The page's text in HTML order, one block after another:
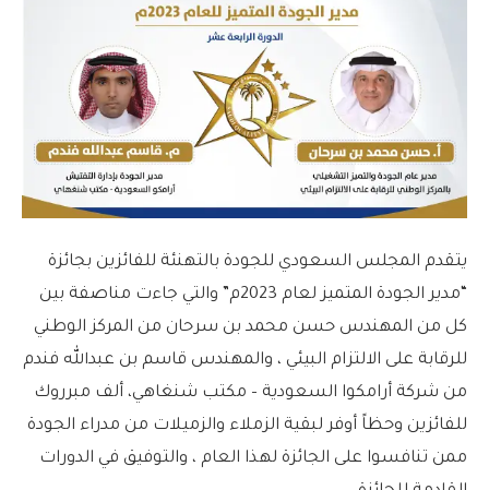
يتقدم المجلس السعودي للجودة بالتهنئة للفائزين بجائزة
“مدير الجودة المتميز لعام 2023م” والتي جاءت مناصفة بين
كل من المهندس حسن محمد بن سرحان من المركز الوطني
للرقابة على الالتزام البيئي ، والمهندس قاسم بن عبدالله فندم
من شركة أرامكوا السعودية – مكتب شنغاهي، ألف مبرروك
للفائزين وحظاً أوفر لبقية الزملاء والزميلات من مدراء الجودة
ممن تنافسوا على الجائزة لهذا العام ، والتوفيق في الدورات